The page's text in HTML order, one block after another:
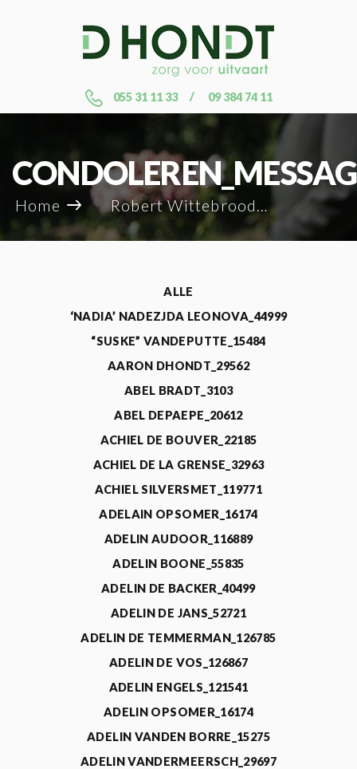
055 31 11 33 09 384 74 11
Home Robert Wittebroodt_13248
ALLE
‘NADIA’ NADEZJDA LEONOVA_44999
“SUSKE” VANDEPUTTE_15484
AARON DHONDT_29562
ABEL BRADT_3103
ABEL DEPAEPE_20612
ACHIEL DE BOUVER_22185
ACHIEL DE LA GRENSE_32963
ACHIEL SILVERSMET_119771
ADELAIN OPSOMER_16174
ADELIN AUDOOR_116889
ADELIN BOONE_55835
ADELIN DE BACKER_40499
ADELIN DE JANS_52721
ADELIN DE TEMMERMAN_126785
ADELIN DE VOS_126867
ADELIN ENGELS_121541
ADELIN OPSOMER_16174
ADELIN VANDEN BORRE_15275
ADELIN VANDERMEERSCH_29697